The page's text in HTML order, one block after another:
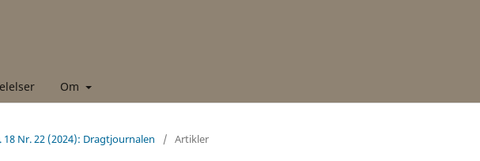
Om
18 Nr. 22 (2024): Dragtjournalen / Artikler